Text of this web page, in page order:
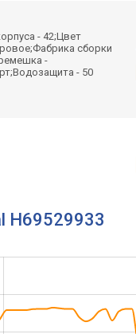
- 42;Цвет
сборки
-
- 50
H69529933